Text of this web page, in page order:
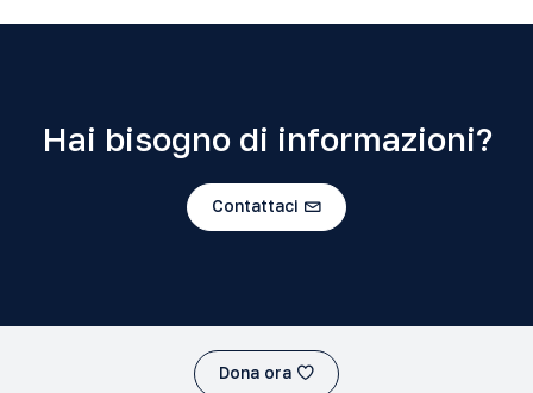
Hai bisogno di informazioni?
Contattaci
Dona ora